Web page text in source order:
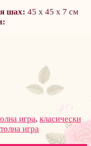
шах: 45 х 45 х 7 см
игра, класически
игра